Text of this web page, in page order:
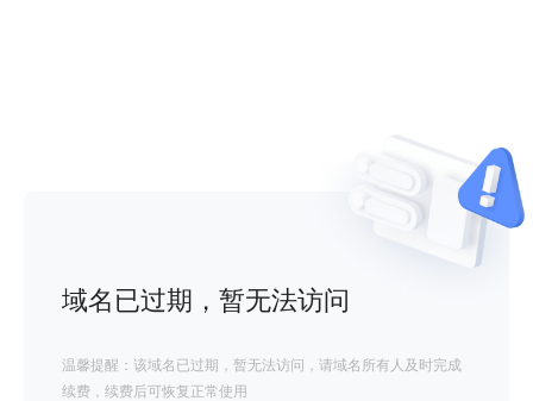
域名已过期，暂无法访问
温馨提醒：该域名已过期，暂无法访问，请域名所有人及时完成
续费，续费后可恢复正常使用